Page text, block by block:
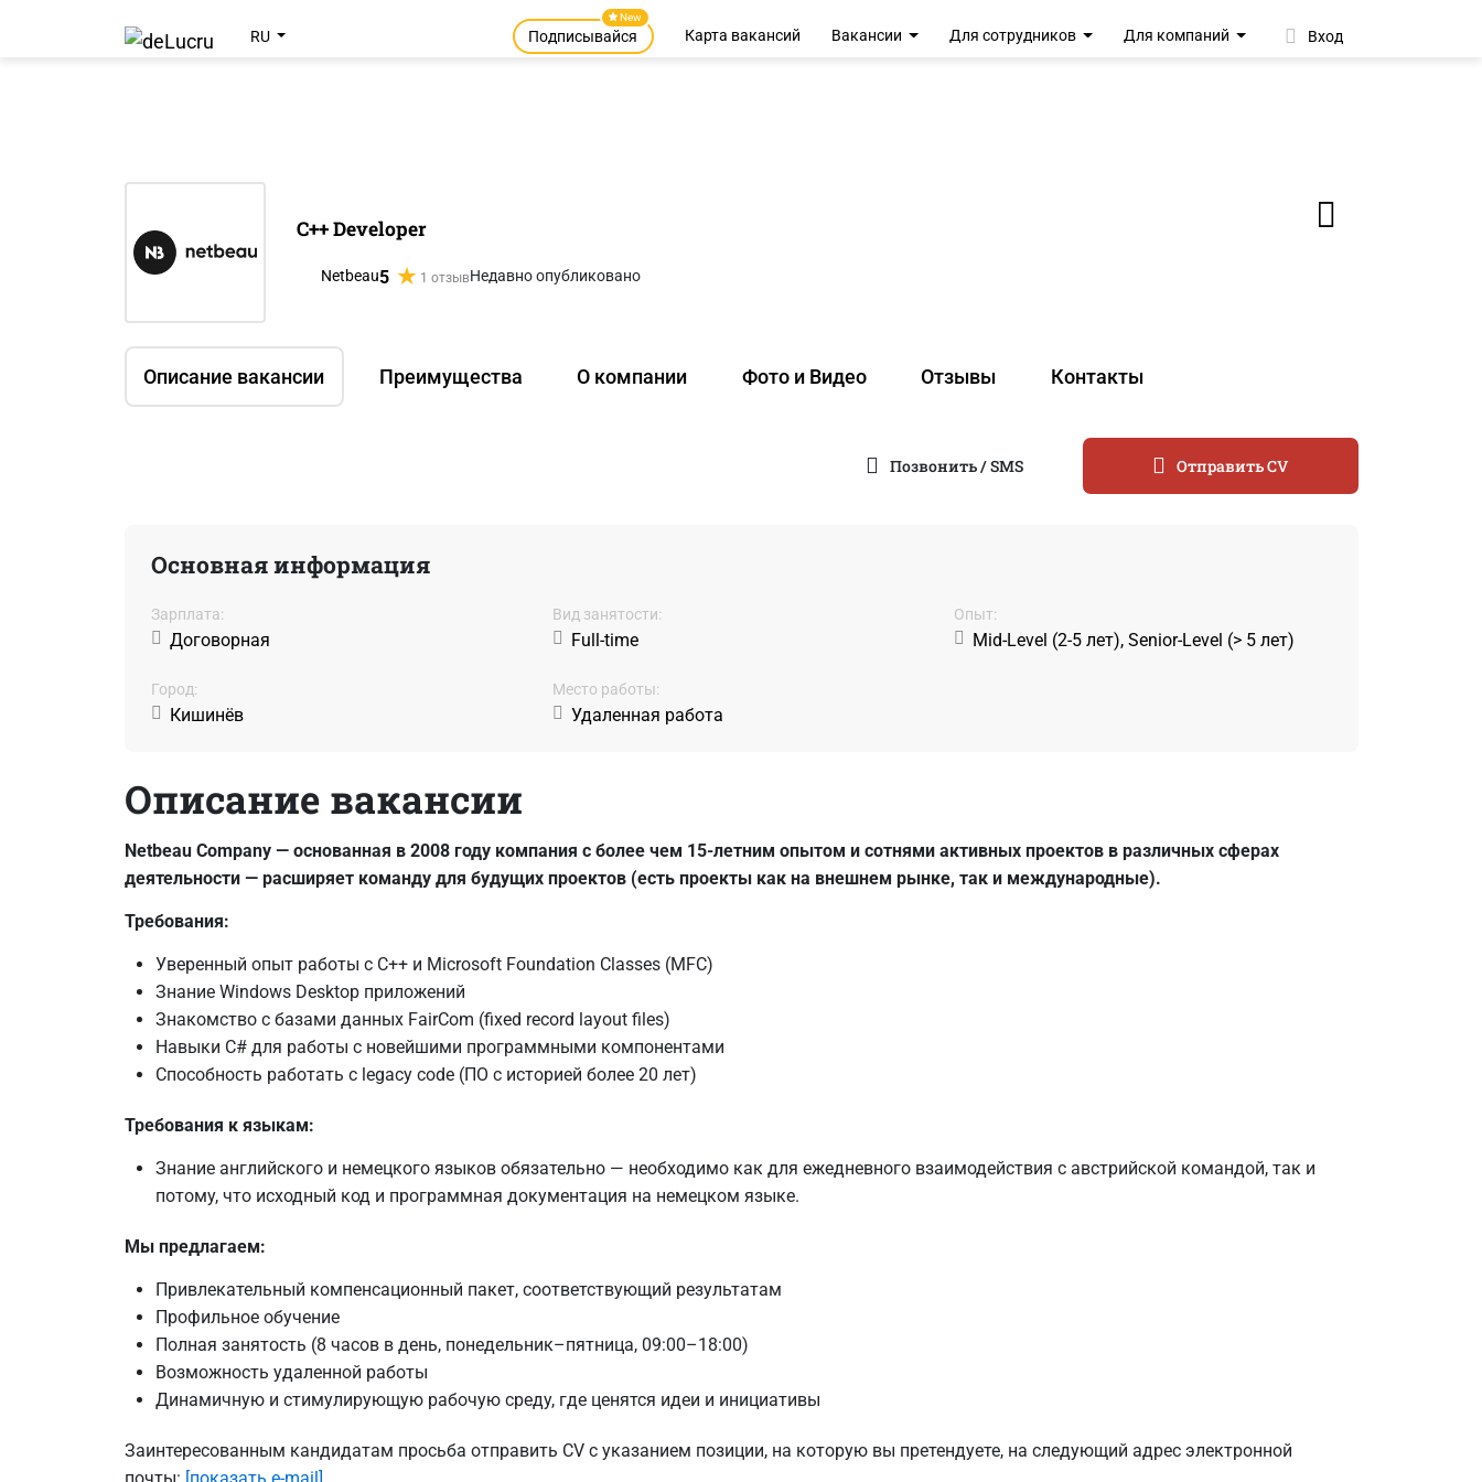
RU
New
Подписывайся Карта вакансий Вакансии Для сотрудников Для компаний Вход
C++ Developer
Netbeau5 1 отзывНедавно опубликовано
Описание вакансии Преимущества О компании Фото и Видео Отзывы Контакты
Позвонить / SMS Отправить CV
Основная информация
Зарплата:
Договорная
Вид занятости:
Full-time
Oпыт:
Mid-Level (2-5 лет), Senior-Level (> 5 лет)
Город:
Кишинёв
Место работы:
Удаленная работа
Описание вакансии
NetbeauCompany — основанная в 2008 году компания с более чем 15-летним опытом и сотнями активных проектов в различных сферах
деятельности — расширяет команду для будущих проектов (есть проекты как на внешнем рынке, так и международные).
Требования:
Уверенный опыт работы с C++ и Microsoft Foundation Classes (MFC)
Знание Windows Desktop приложений
Знакомство с базами данных FairCom (fixed record layout files)
Навыки C# для работы с новейшими программными компонентами
Способность работать с legacy code (ПО с историей более 20 лет)
Требования к языкам:
Знание английского и немецкого языков обязательно — необходимо как для ежедневного взаимодействия с австрийской командой, так и
потому, что исходный код и программная документация на немецком языке.
Мы предлагаем:
Привлекательный компенсационный пакет, соответствующий результатам
Профильное обучение
Полная занятость (8 часов в день, понедельник–пятница, 09:00–18:00)
Возможность удаленной работы
Динамичную и стимулирующую рабочую среду, где ценятся идеи и инициативы
Заинтересованным кандидатам просьба отправить CV с указанием позиции, на которую вы претендуете, на следующий адрес электронной
почты: [показать e-mail]